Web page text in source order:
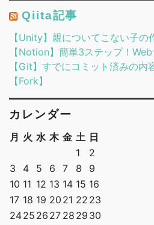
Qiita記事
【Unity】親についてこない子の
【Notion】簡単3ステップ！
【Git】すでにコミット済みの内
【Fork】
カレンダー
月 火 水 木 金 土 日
1
2
3
4 5 6 7 8
9
10 11 12 13 14 15 16
17 18 19 20 21 22 23
2425 26 27 28 29 30